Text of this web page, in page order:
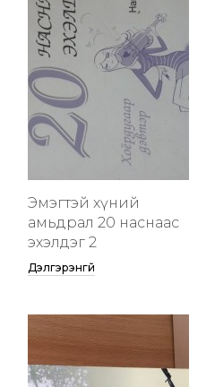
Эмэгтэй хүний
амьдрал 20 наснаас
эхэлдэг 2
Дэлгэрэнгүй